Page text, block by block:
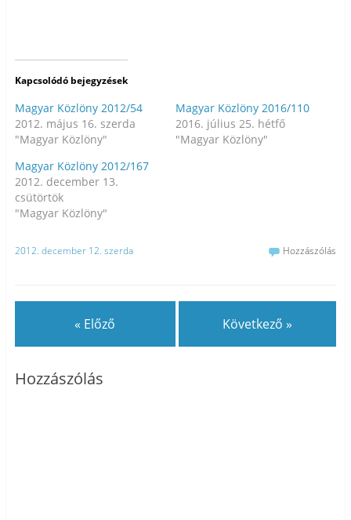
Kapcsolódó bejegyzések
Magyar Közlöny 2012/54
2012. május 16. szerda
"Magyar Közlöny"
Magyar Közlöny 2016/110
2016. július 25. hétfő
"Magyar Közlöny"
Magyar Közlöny 2012/167
2012. december 13.
csütörtök
"Magyar Közlöny"
2012. december 12. szerda Hozzászólás
« Előző Következő »
Hozzászólás